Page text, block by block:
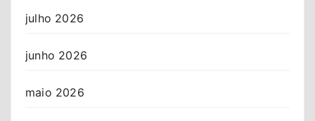
julho 2026
junho 2026
maio 2026